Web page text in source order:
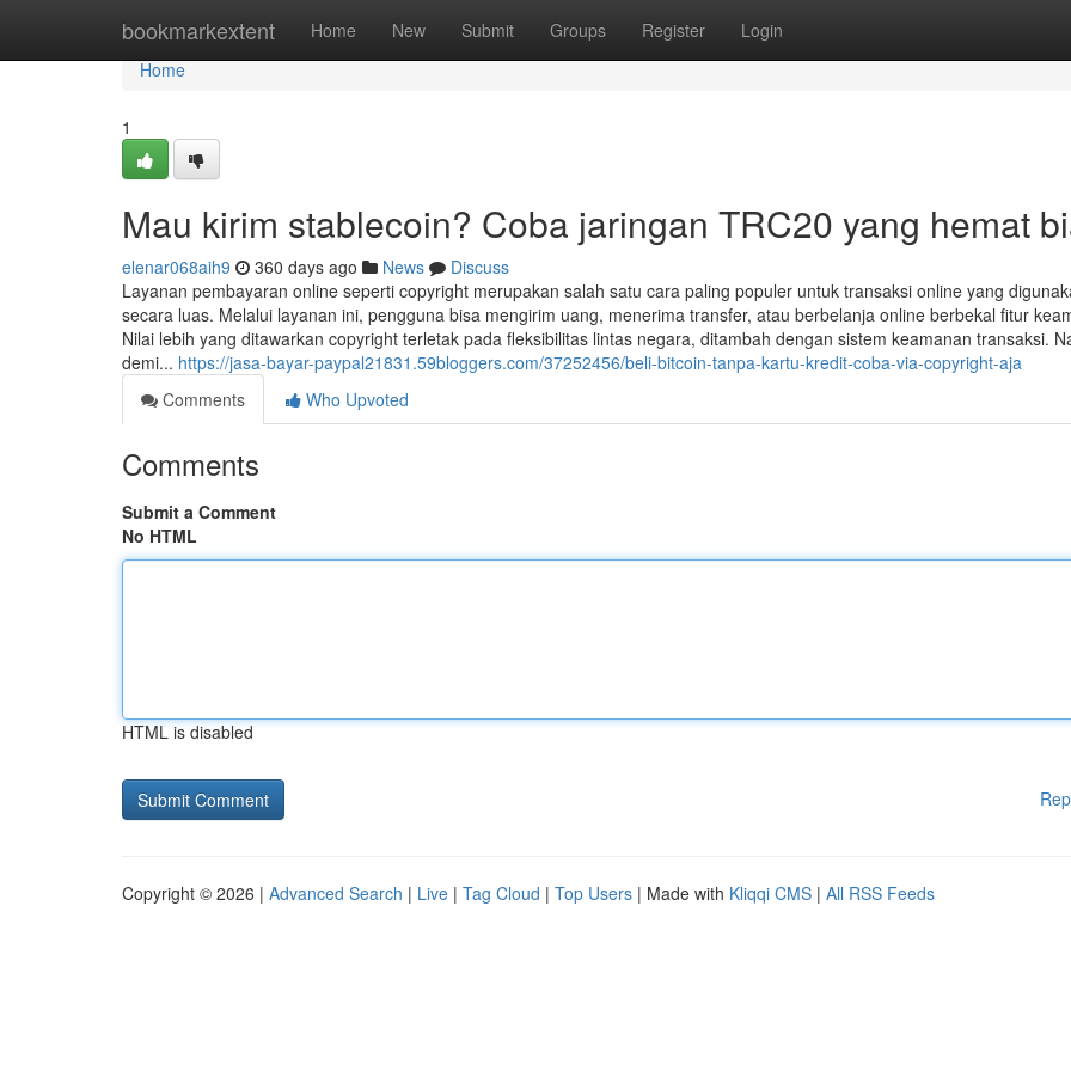
bookmarkextent Home New Submit Groups Register Login
Home
Home
1
Mau kirim stablecoin? Coba jaringan TRC20 yang hemat
elenar068aih9 360 days ago News
Discuss
Layanan pembayaran online seperti copyright merupakan salah satu cara paling populer untuk transaksi online yang
secara luas. Melalui layanan ini, pengguna bisa mengirim uang, menerima transfer, atau berbelanja online berbekal fitur
Nilai lebih yang ditawarkan copyright terletak pada fleksibilitas lintas negara, ditambah dengan sistem keamanan transaksi.
demi... https://jasa-bayar-paypal21831.59bloggers.com/37252456/beli-bitcoin-tanpa-kartu-kredit-coba-via-copyright-aja
Comments
Who Upvoted
Comments
Submit a Comment
No HTML
HTML is disabled
Copyright © 2026 | Advanced Search | Live | Tag Cloud | Top Users | Made with Kliqqi CMS | All RSS Feeds